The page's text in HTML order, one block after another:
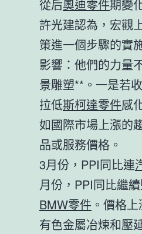
從后奧迪零件期變
許光建認為，宏觀
策進一個步驟的實
影響：他們的力量
景雕塑**。一是若
拉低斯柯達零件感
如國際市場上漲的
品或服務價格。
3月份，PPI同比連
月份，PPI同比繼
BMW零件 。價格
有色金屬冶煉和壓